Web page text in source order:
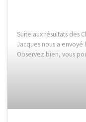
Suite aux résultats des
Jacques nous a
Observez bien, vous